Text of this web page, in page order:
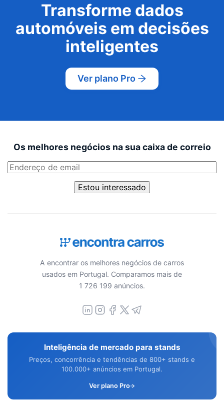
Transforme dados
automóveis em decisões
inteligentes
Ver plano Pro
Os melhores negócios na sua caixa de correio
Estou interessado
A encontrar os melhores negócios de carros
usados em Portugal. Comparamos mais de
1 726 199 anúncios.
Inteligência de mercado para stands
Preços, concorrência e tendências de 800+ stands e
100.000+ anúncios em Portugal.
Ver plano Pro